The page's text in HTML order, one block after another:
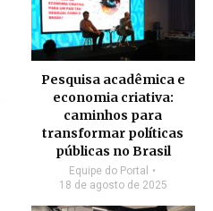
Pesquisa acadêmica e
economia criativa:
caminhos para
transformar políticas
públicas no Brasil
Equipe do Portal
18 de agosto de 2025